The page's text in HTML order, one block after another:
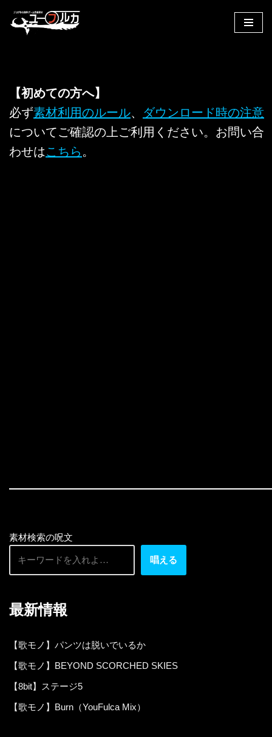
へ
ス
キ
ッ
【初めての方へ】
必ず素材利用のルール、 ダウンロード時の注意
についてご確認の上ご利用ください。お問い合
わせはこちら 。
素材検索の呪文
唱える
最新情報
【歌モノ】パンツは脱いでいるか
【歌モノ】BEYOND SCORCHED SKIES
【8bit】ステージ5
【歌モノ】Burn（YouFulca Mix）